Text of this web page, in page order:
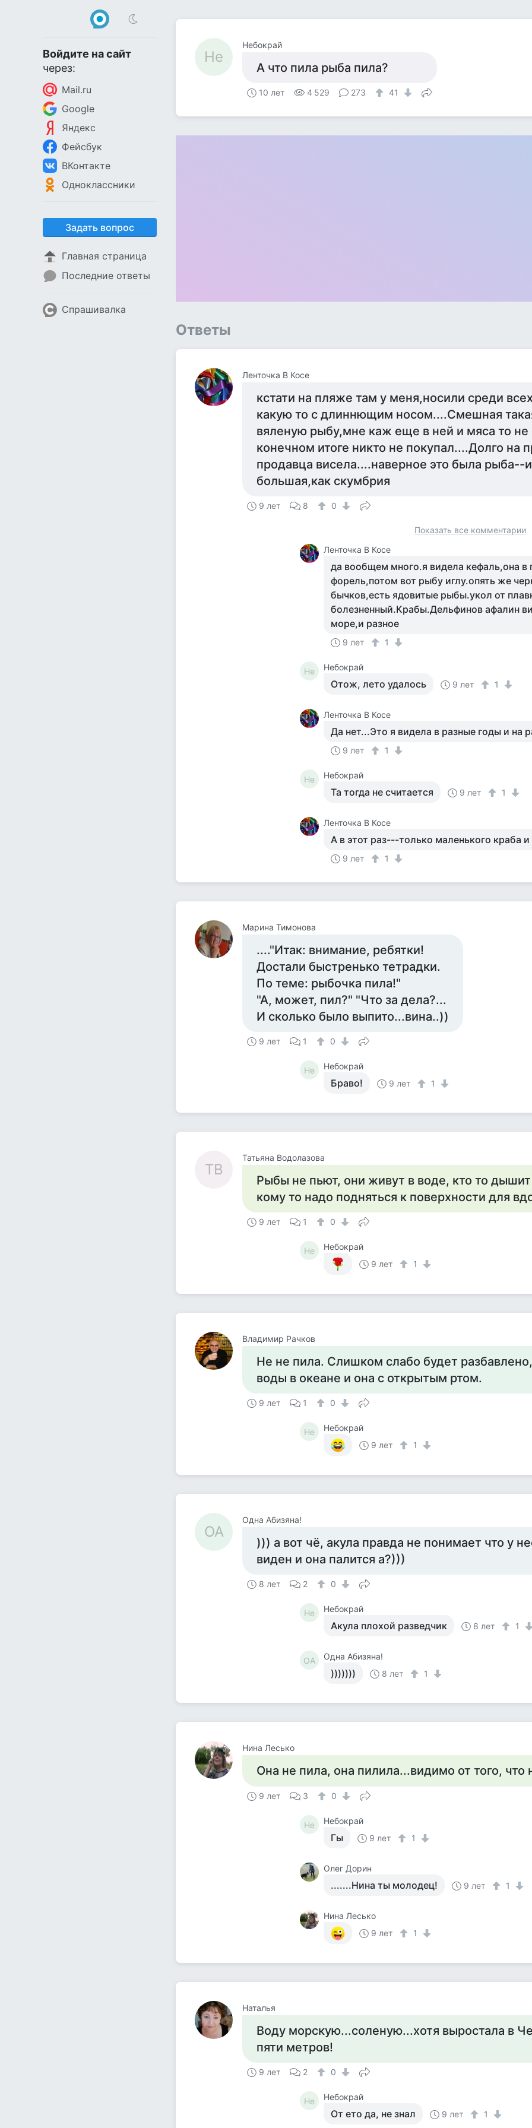
Войдите на сайт
через:
Mail.ru
Google
Яндекс
Фейсбук
ВКонтакте
Одноклассники
Задать вопрос
Главная страница
Последние ответы
Спрашивалка
Не
Небокрай
А что пила рыба пила?
10 лет 4 529 273 41
Ответы
Ленточка В Косе
кстати на пляже там у меня,носили среди
какую то с длиннющим носом....Смешная
вяленую рыбу,мне каж еще в ней и мяса то не
конечном итоге никто не покупал....Долго на
продавца висела....наверное это была рыба--
большая,как скумбрия
9 лет 8 0
Показать все комментарии
Ленточка В Косе
да вообщем много.я видела кефаль,она в
форель,потом вот рыбу иглу.опять же
бычков,есть ядовитые рыбы.укол от
болезненный.Крабы.Дельфинов афалин
море,и разное
9 лет 1
Не Небокрай
Отож, лето удалось 9 лет 1
Ленточка В Косе
Да нет...Это я видела в разные годы и на
9 лет 1
Не Небокрай
Та тогда не считается 9 лет 1
Ленточка В Косе
А в этот раз---только маленького краба
9 лет 1
Марина Тимонова
...."Итак: внимание, ребятки!
Достали быстренько тетрадки.
По теме: рыбочка пила!"
"А, может, пил?" "Что за дела?...
И сколько было выпито...вина..))
9 лет 1 0
Не Небокрай
Браво! 9 лет 1
ТВ
Татьяна Водолазова
Рыбы не пьют, они живут в воде, кто то
кому то надо подняться к поверхности для
9 лет 1 0
Не
Небокрай
9 лет
1
Владимир Рачков
Не не пила. Слишком слабо будет
воды в океане и она с открытым ртом.
9 лет 1 0
Не
Небокрай
9 лет
1
ОА
Одна Абизяна!
))) а вот чё, акула правда не понимает что у
виден и она палится а?)))
8 лет 2 0
Не Небокрай
Акула плохой разведчик 8 лет 1
ОА Одна Абизяна!
))))))) 8 лет 1
Нина Лесько
Она не пила, она пилила...видимо от того, что
9 лет 3 0
Не Небокрай
Гы 9 лет 1
Олег Дорин
.......Нина ты молодец! 9 лет 1
Нина Лесько
9 лет
1
Наталья
Воду морскую...соленую...хотя выростала в
пяти метров!
9 лет 2 0
Не Небокрай
От ето да, не знал 9 лет 1